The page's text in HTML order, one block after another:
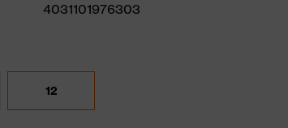
4031101976303
12